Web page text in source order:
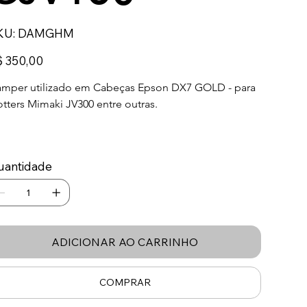
SKU
DAMGHM
DAMGHM
350,00
utilizado em Cabeças Epson DX7 GOLD - para
Mimaki JV300 entre outras.
ADICIONAR AO CARRINHO
COMPRAR